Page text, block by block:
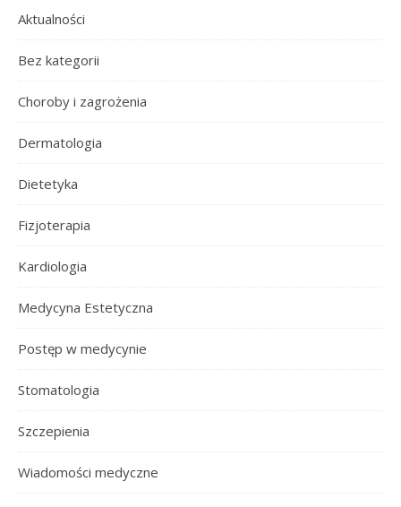
Aktualności
Bez kategorii
Choroby i zagrożenia
Dermatologia
Dietetyka
Fizjoterapia
Kardiologia
Medycyna Estetyczna
Postęp w medycynie
Stomatologia
Szczepienia
Wiadomości medyczne